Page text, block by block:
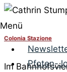
Menü
Pfoten-
Colonia Stazione
Im